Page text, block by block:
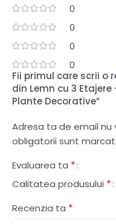
0
0
0
0
Fii primul care scrii o
din Lemn cu 3
Plante Decorative”
Adresa ta de email nu
obligatorii sunt
Evaluarea ta *
Calitatea produsului *
Recenzia ta *